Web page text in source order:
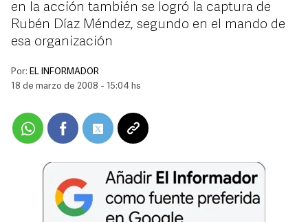
en la acción también se logró la captura de
Rubén Díaz Méndez, segundo en el mando de
esa organización
Por: EL INFORMADOR
18 de marzo de 2008 - 15:04 hs